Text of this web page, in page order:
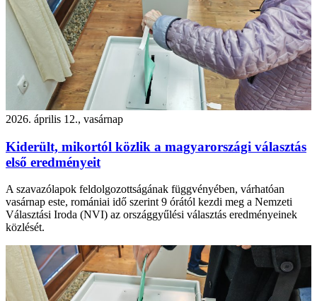
2026. április 12., vasárnap
Kiderült, mikortól közlik a magyarországi választás
első eredményeit
A szavazólapok feldolgozottságának függvényében, várhatóan
vasárnap este, romániai idő szerint 9 órától kezdi meg a Nemzeti
Választási Iroda (NVI) az országgyűlési választás eredményeinek
közlését.